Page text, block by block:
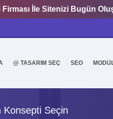
İle Sitenizi Bugün
@ TASARIM SEÇ SEO
Konsepti Seçin